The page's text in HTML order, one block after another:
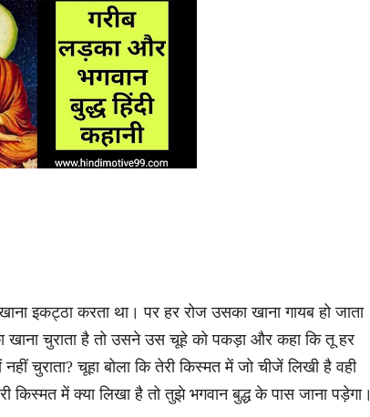
इकट्ठा करता था। पर हर रोज उसका खाना गायब हो जाता
चुराता है तो उसने उस चूहे को पकड़ा और कहा कि तू हर
चुराता? चूहा बोला कि तेरी किस्मत में जो चीजें लिखी है वही
किस्मत में क्या लिखा है तो तुझे भगवान बुद्ध के पास जाना पड़ेगा।